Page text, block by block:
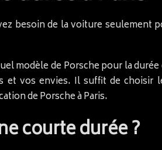
besoin de la voiture seulement
modèle de Porsche pour la
et vos envies. Il suffit de choisir
de Porsche à Paris.
courte durée ?